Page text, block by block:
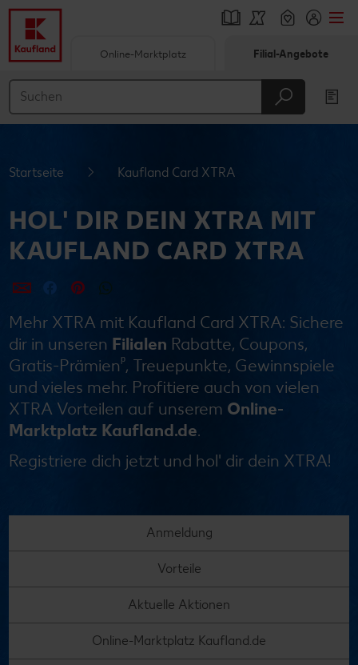
Hauptinhalt
Online-Marktplatz Filial-Angebote
Startseite Kaufland Card XTRA
HOL' DIR DEIN XTRA MIT
KAUFLAND CARD XTRA
per E-Mail teilen
per Facebook teilen
per Pinterest teilen
Mehr XTRA mit Kaufland Card XTRA: Sichere
dir in unseren Filialen Rabatte, Coupons,
Gratis-Prämienᵖ, Treuepunkte, Gewinnspiele
und vieles mehr. Profitiere auch von vielen
XTRA Vorteilen auf unserem Online-
Marktplatz Kaufland.de.
Registriere dich jetzt und hol' dir dein XTRA!
Anmeldung
Vorteile
Aktuelle Aktionen
Online-Marktplatz Kaufland.de